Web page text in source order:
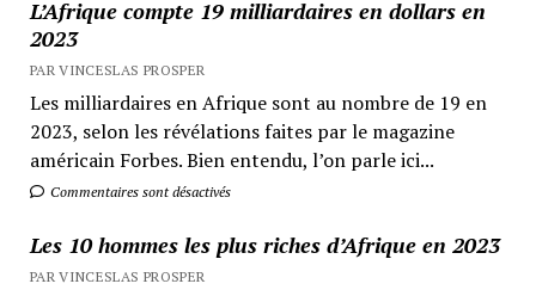
L’Afrique compte 19 milliardaires en dollars en
2023
PAR VINCESLAS PROSPER
Les milliardaires en Afrique sont au nombre de 19 en
2023, selon les révélations faites par le magazine
américain Forbes. Bien entendu, l’on parle ici...
Commentaires sont désactivés
Les 10 hommes les plus riches d’Afrique en 2023
PAR VINCESLAS PROSPER